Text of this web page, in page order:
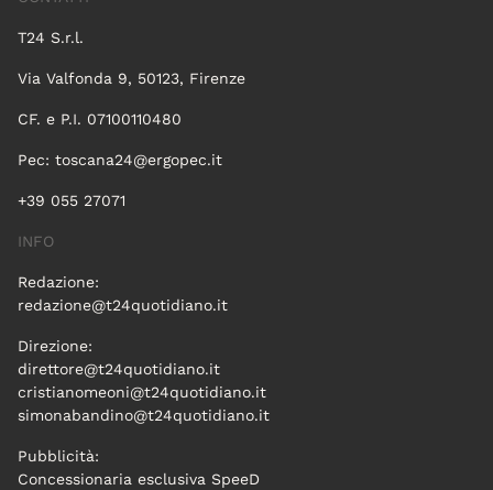
T24 S.r.l.
Via Valfonda 9, 50123, Firenze
CF. e P.I. 07100110480
Pec: toscana24@ergopec.it
+39 055 27071
INFO
Redazione:
redazione@t24quotidiano.it
Direzione:
direttore@t24quotidiano.it
cristianomeoni@t24quotidiano.it
simonabandino@t24quotidiano.it
Pubblicità:
Concessionaria esclusiva SpeeD